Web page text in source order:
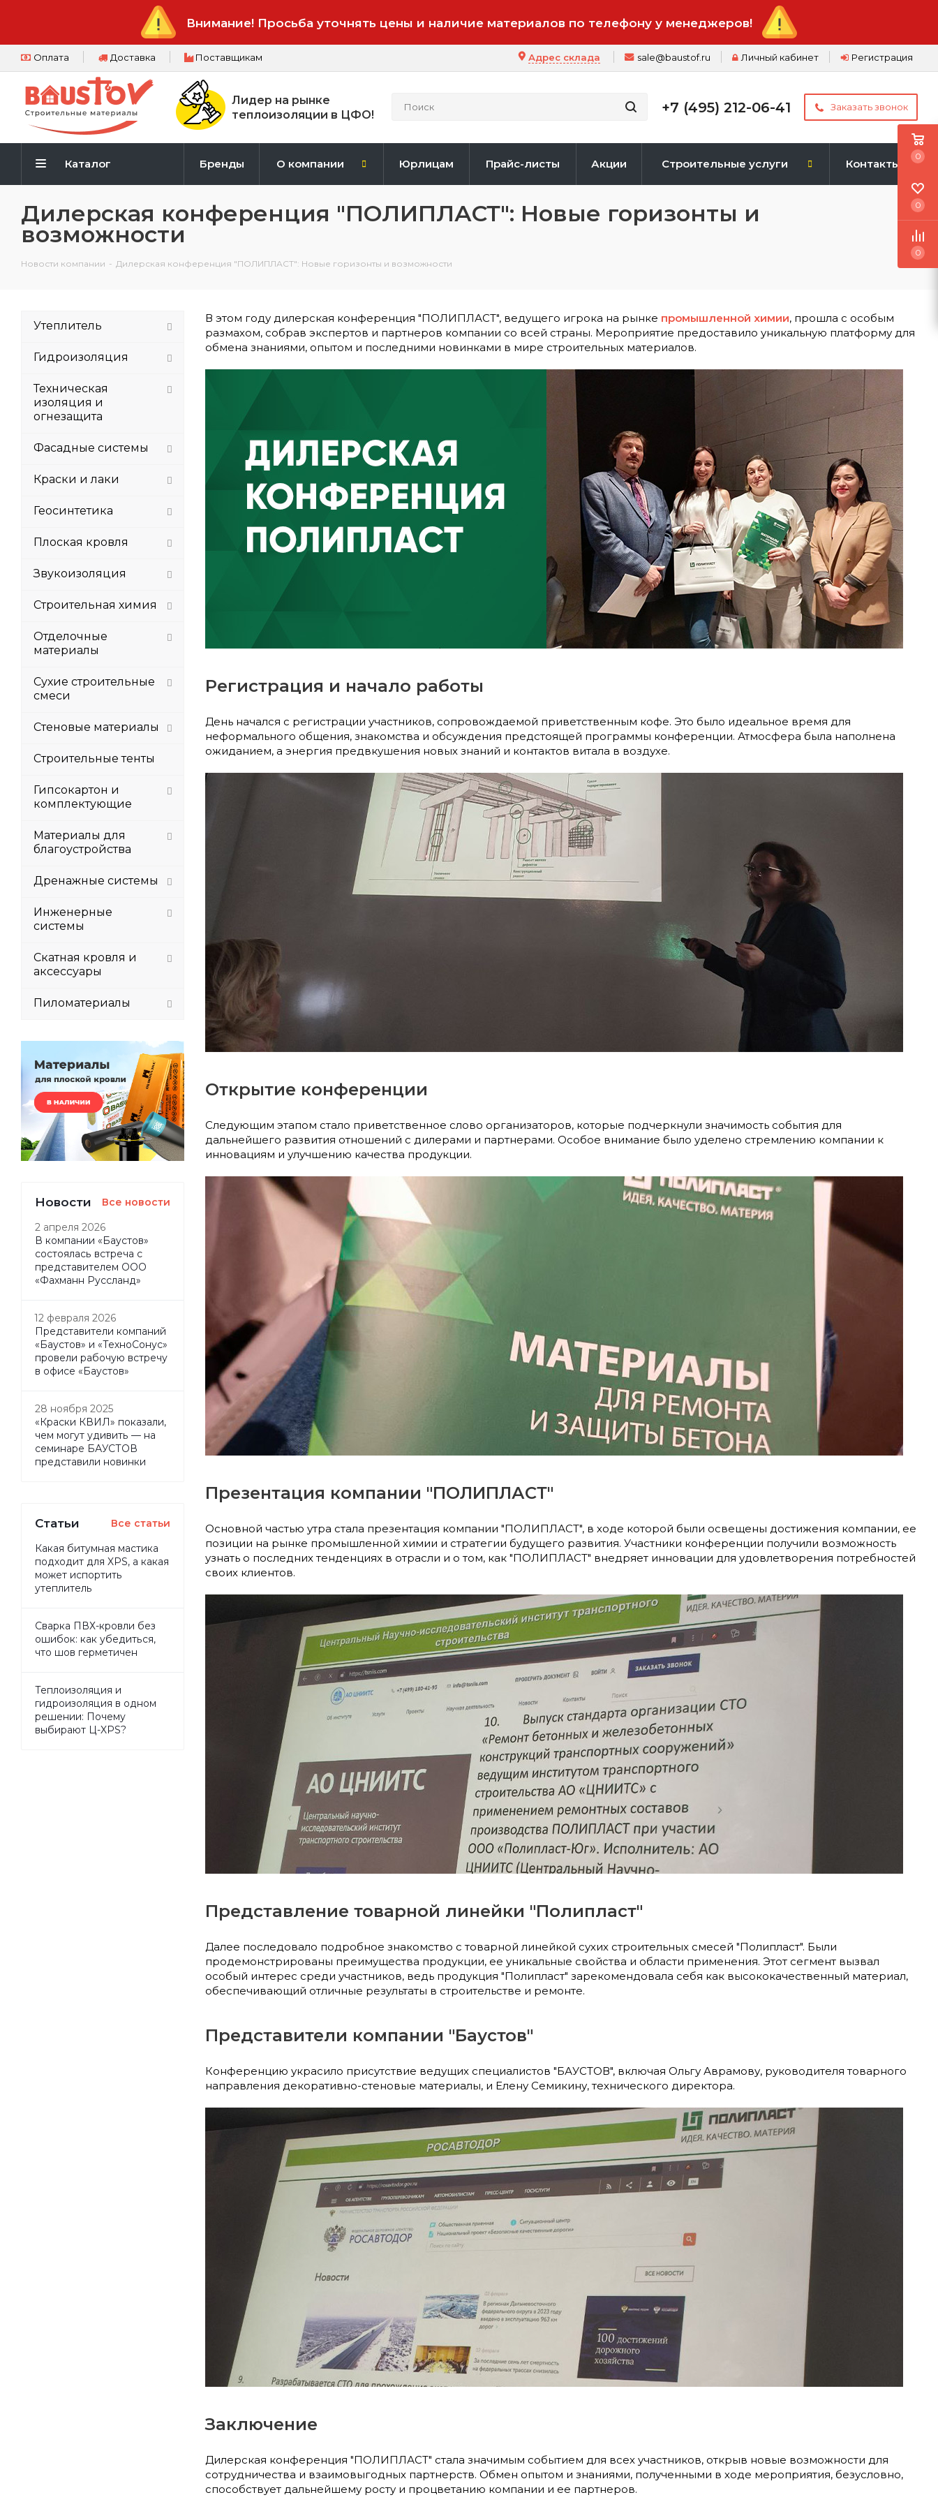
Внимание! Просьба уточнять цены и наличие материалов по телефону у менеджеров!
Оплата Доставка Поставщикам Регистрация
Личный кабинет
sale@baustof.ru
Адрес склада
Лидер на рынке
теплоизоляции в ЦФО!
+7 (495) 212-06-41 Заказать звонок
Каталог Бренды О компании Юрлицам Прайс-листы Акции Строительные услуги Контакты
Дилерская конференция "ПОЛИПЛАСТ": Новые горизонты и
возможности
Новости компании - Дилерская конференция "ПОЛИПЛАСТ": Новые горизонты и возможности
В этом году дилерская конференция "ПОЛИПЛАСТ", ведущего игрока на рынке промышленной химии, прошла с особым
размахом, собрав экспертов и партнеров компании со всей страны. Мероприятие предоставило уникальную платформу для
обмена знаниями, опытом и последними новинками в мире строительных материалов.
Регистрация и начало работы
День начался с регистрации участников, сопровождаемой приветственным кофе. Это было идеальное время для
неформального общения, знакомства и обсуждения предстоящей программы конференции. Атмосфера была наполнена
ожиданием, а энергия предвкушения новых знаний и контактов витала в воздухе.
Открытие конференции
Следующим этапом стало приветственное слово организаторов, которые подчеркнули значимость события для
дальнейшего развития отношений с дилерами и партнерами. Особое внимание было уделено стремлению компании к
инновациям и улучшению качества продукции.
Презентация компании "ПОЛИПЛАСТ"
Основной частью утра стала презентация компании "ПОЛИПЛАСТ", в ходе которой были освещены достижения компании, ее
позиции на рынке промышленной химии и стратегии будущего развития. Участники конференции получили возможность
узнать о последних тенденциях в отрасли и о том, как "ПОЛИПЛАСТ" внедряет инновации для удовлетворения потребностей
своих клиентов.
Представление товарной линейки "Полипласт"
Далее последовало подробное знакомство с товарной линейкой сухих строительных смесей "Полипласт". Были
продемонстрированы преимущества продукции, ее уникальные свойства и области применения. Этот сегмент вызвал
особый интерес среди участников, ведь продукция "Полипласт" зарекомендовала себя как высококачественный материал,
обеспечивающий отличные результаты в строительстве и ремонте.
Представители компании "Баустов"
Конференцию украсило присутствие ведущих специалистов "БАУСТОВ", включая Ольгу Аврамову, руководителя товарного
направления декоративно-стеновые материалы, и Елену Семикину, технического директора.
Заключение
Дилерская конференция "ПОЛИПЛАСТ" стала значимым событием для всех участников, открыв новые возможности для
сотрудничества и взаимовыгодных партнерств. Обмен опытом и знаниями, полученными в ходе мероприятия, безусловно,
способствует дальнейшему росту и процветанию компании и ее партнеров.
Утеплитель
Гидроизоляция
Техническая
изоляция и
огнезащита
Фасадные системы
Краски и лаки
Геосинтетика
Плоская кровля
Звукоизоляция
Строительная химия
Отделочные
материалы
Сухие строительные
смеси
Стеновые материалы
Строительные тенты
Гипсокартон и
комплектующие
Материалы для
благоустройства
Дренажные системы
Инженерные
системы
Скатная кровля и
аксессуары
Пиломатериалы
Новости Все новости
2 апреля 2026
В компании «Баустов»
состоялась встреча с
представителем ООО
«Фахманн Руссланд»
12 февраля 2026
Представители компаний
«Баустов» и «ТехноСонус»
провели рабочую встречу
в офисе «Баустов»
28 ноября 2025
«Краски КВИЛ» показали,
чем могут удивить — на
семинаре БАУСТОВ
представили новинки
Статьи Все статьи
Какая битумная мастика
подходит для XPS, а какая
может испортить
утеплитель
Сварка ПВХ-кровли без
ошибок: как убедиться,
что шов герметичен
Теплоизоляция и
гидроизоляция в одном
решении: Почему
выбирают Ц-XPS?
0
0
0